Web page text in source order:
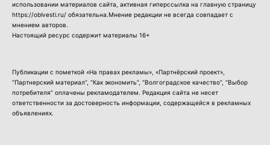
использовании материалов сайта, активная гиперссылка на главную страницу
https://oblvesti.ru/ обязательна.Мнение редакции не всегда совпадает с
мнением авторов.
Настоящий ресурс содержит материалы 16+
Публикации с пометкой «На правах рекламы», «Партнёрский проект»,
“Партнерский материал”, “Как экономить”, “Волгоградское качество”, “Выбор
потребителя” оплачены рекламодателем. Редакция сайта не несет
ответственности за достоверность информации, содержащейся в рекламных
объявлениях.